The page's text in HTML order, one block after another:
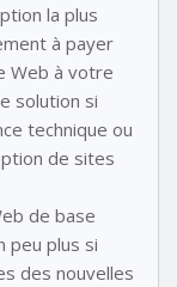
la plus
à payer
Web à votre
solution si
technique ou
de sites
de base
peu plus si
des nouvelles